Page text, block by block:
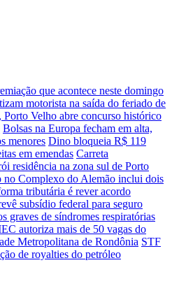
que acontece neste domingo
motorista na saída do feriado de
Velho abre concurso histórico
Bolsas na Europa fecham em alta,
menores Dino bloqueia R$ 119
em emendas Carreta
residência na zona sul de Porto
no Complexo do Alemão inclui dois
tributária é rever acordo
subsídio federal para seguro
graves de síndromes respiratórias
autoriza mais de 50 vagas do
Metropolitana de Rondônia STF
de royalties do petróleo